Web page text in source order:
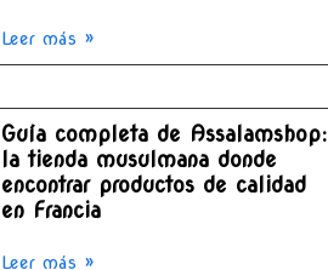
Leer más »
Guía completa de Assalamshop:
la tienda musulmana donde
encontrar productos de calidad
en Francia
Leer más »